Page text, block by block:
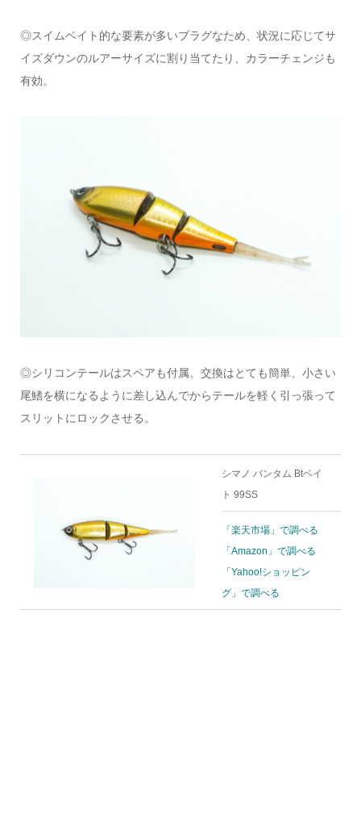
◎スイムベイト的な要素が多いプラグなため、状況に応じてサ
イズダウンのルアーサイズに割り当てたり、カラーチェンジも
有効。
◎シリコンテールはスペアも付属。交換はとても簡単、小さい
尾鰭を横になるように差し込んでからテールを軽く引っ張って
スリットにロックさせる。
シマノ バンタム Btベイ
ト 99SS
「楽天市場」で調べる
「Amazon」で調べる
「Yahoo!ショッピン
グ」で調べる